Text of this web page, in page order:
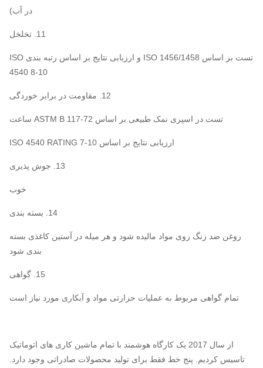
در آب)
11. تخلخل
تست بر اساس ISO 1456/1458 و ارزیابی نتایج بر اساس رتبه بندی ISO
4540 8-10
12. مقاومت در برابر خوردگی
تست در اسپری نمک طبیعی بر اساس ASTM B 117-72 ساعت
ارزیابی نتایج بر اساس ISO 4540 RATING 7-10
13. جوش پذیری
خوب
14. بسته بندی
روغن ضد زنگ روی مواد مالیده شود و هر میله در آستین کاغذی بسته
بندی شود
15. گواهی
تمام گواهی مربوط به عملیات حرارتی مواد و آبکاری مورد نیاز است
از سال 2017 یک کارگاه هوشمند با تمام ماشین کاری های اتوماتیک
تاسیس کردیم. پنج خط فقط برای تولید محصولات صادراتی وجود دارد.